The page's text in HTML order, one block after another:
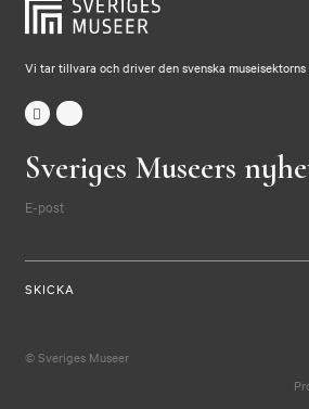
Vi tar tillvara och driver den svenska museisektorns
Sveriges Museers
E-post
© Sveriges Museer